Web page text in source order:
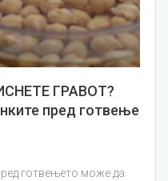
ГРАВОТ?
пред готвење
готвењето може да